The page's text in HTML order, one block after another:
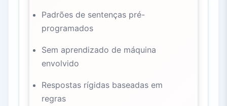
Padrões de sentenças pré-
programados
Sem aprendizado de máquina
envolvido
Respostas rígidas baseadas em
regras